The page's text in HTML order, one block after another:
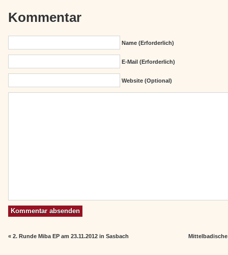
Kommentar
Name (erforderlich)
E-Mail (erforderlich)
Website (Optional)
«2. Runde Miba EP am 23.11.2012 in Sasbach